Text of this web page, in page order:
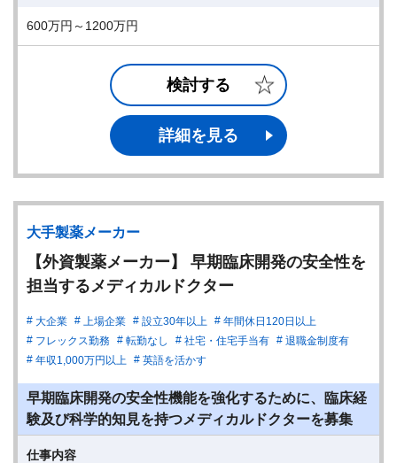
600万円～1200万円
検討する
詳細を見る
大手製薬メーカー
【外資製薬メーカー】 早期臨床開発の安全性を
担当するメディカルドクター
大企業 上場企業 設立30年以上
年間休日120日以上
フレックス勤務
転勤なし 社宅・住宅手当有
退職金制度有
年収1,000万円以上
英語を活かす
早期臨床開発の安全性機能を強化するために、臨床経
験及び科学的知見を持つメディカルドクターを募集
仕事内容